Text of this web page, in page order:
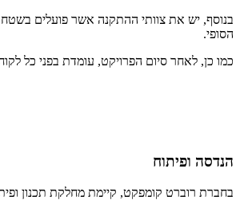
הסופי.
כמו כן, לאחר סיום הפרויקט, עומדת בפני כל
הנדסה ופיתוח
בחברת רוברט קומפקט, קיימת מחלקת תכנון